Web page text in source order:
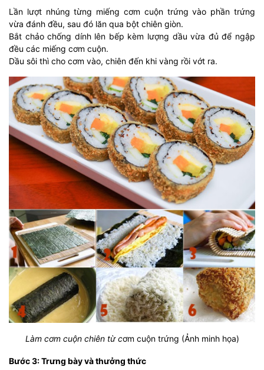
Lần lượt nhúng từng miếng cơm cuộn trứng vào phần trứng
vừa đánh đều, sau đó lăn qua bột chiên giòn.
Bắt chảo chống dính lên bếp kèm lượng dầu vừa đủ để ngập
đều các miếng cơm cuộn.
Dầu sôi thì cho cơm vào, chiên đến khi vàng rồi vớt ra.
Làm cơm cuộn chiên từ cơm cuộn trứng (Ảnh minh họa)
Bước 3: Trưng bày và thưởng thức